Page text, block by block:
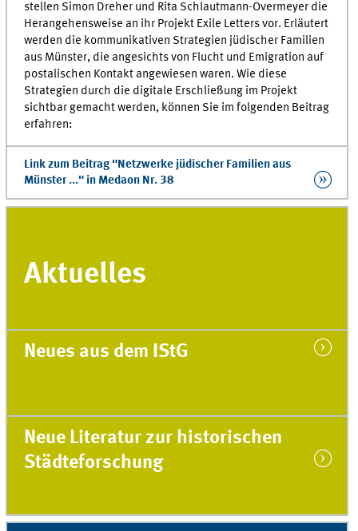
stellen Simon Dreher und Rita Schlautmann-Overmeyer die
Herangehensweise an ihr Projekt Exile Letters vor. Erläutert
werden die kommunikativen Strategien jüdischer Familien
aus Münster, die angesichts von Flucht und Emigration auf
postalischen Kontakt angewiesen waren. Wie diese
Strategien durch die digitale Erschließung im Projekt
sichtbar gemacht werden, können Sie im folgenden Beitrag
erfahren:
Link zum Beitrag "Netzwerke jüdischer Familien aus
Münster ..." in Medaon Nr. 38
Aktuelles
Neues aus dem IStG
Neue Literatur zur historischen
Städteforschung